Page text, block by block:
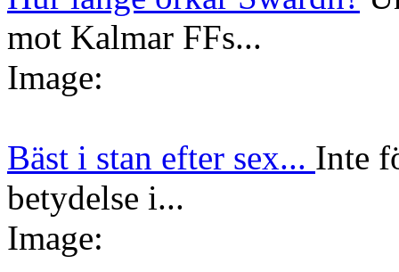
mot Kalmar FFs...
Image:
Bäst i stan efter sex... Inte
betydelse i...
Image: